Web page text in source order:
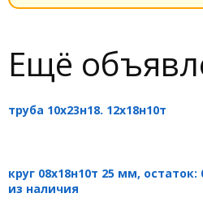
Ещё
труба 10х23н18. 12х18н10т
круг 08х18н10т 25 мм,
из наличия